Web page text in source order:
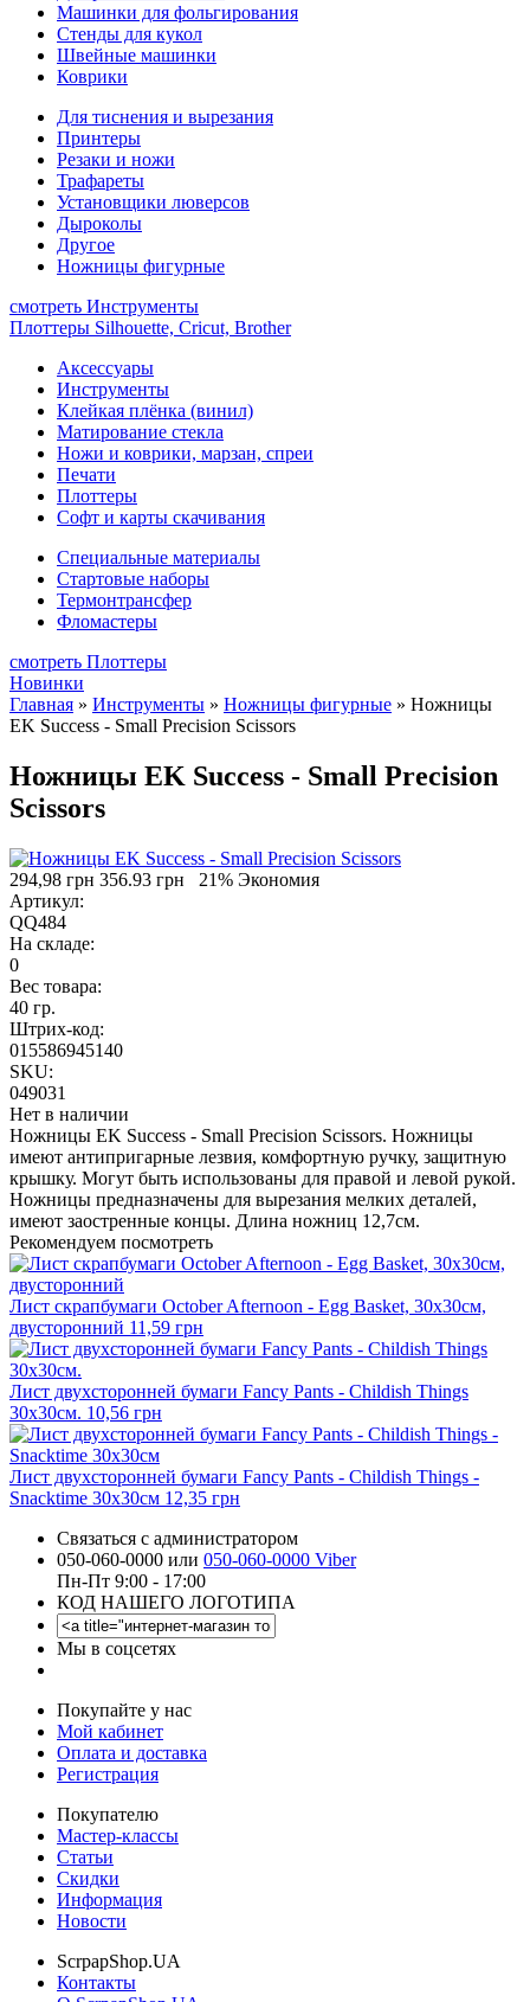
Машинки для фольгирования
Стенды для кукол
Швейные машинки
Коврики
Для тиснения и вырезания
Принтеры
Резаки и ножи
Трафареты
Установщики люверсов
Дыроколы
Другое
Ножницы фигурные
смотреть Инструменты
Плоттеры Silhouette, Cricut, Brother
Аксессуары
Инструменты
Клейкая плёнка (винил)
Матирование стекла
Ножи и коврики, марзан, спреи
Печати
Плоттеры
Софт и карты скачивания
Специальные материалы
Стартовые наборы
Термонтрансфер
Фломастеры
смотреть Плоттеры
Новинки
Главная » Инструменты » Ножницы фигурные » Ножницы
EK Success - Small Precision Scissors
Ножницы EK Success - Small Precision
Scissors
294,98 грн 356.93 грн
21% Экономия
Артикул:
QQ484
На складе:
0
Вес товара:
40 гр.
Штрих-код:
015586945140
SKU:
049031
Нет в наличии
Ножницы EK Success - Small Precision Scissors. Ножницы
имеют антипригарные лезвия, комфортную ручку, защитную
крышку. Могут быть использованы для правой и левой рукой.
Ножницы предназначены для вырезания мелких деталей,
имеют заостренные концы. Длина ножниц 12,7см.
Рекомендуем посмотреть
Лист скрапбумаги October Afternoon - Egg Basket, 30х30см,
двусторонний 11,59 грн
Лист двухсторонней бумаги Fancy Pants - Childish Things
30х30см. 10,56 грн
Лист двухсторонней бумаги Fancy Pants - Childish Things -
Snacktime 30х30см 12,35 грн
Связаться с администратором
050-060-0000 или 050-060-0000 Viber
Пн-Пт 9:00 - 17:00
КОД НАШЕГО ЛОГОТИПА
Мы в соцсетях
Покупайте у нас
Мой кабинет
Оплата и доставка
Регистрация
Покупателю
Мастер-классы
Статьи
Скидки
Информация
Новости
ScrpapShop.UA
Контакты